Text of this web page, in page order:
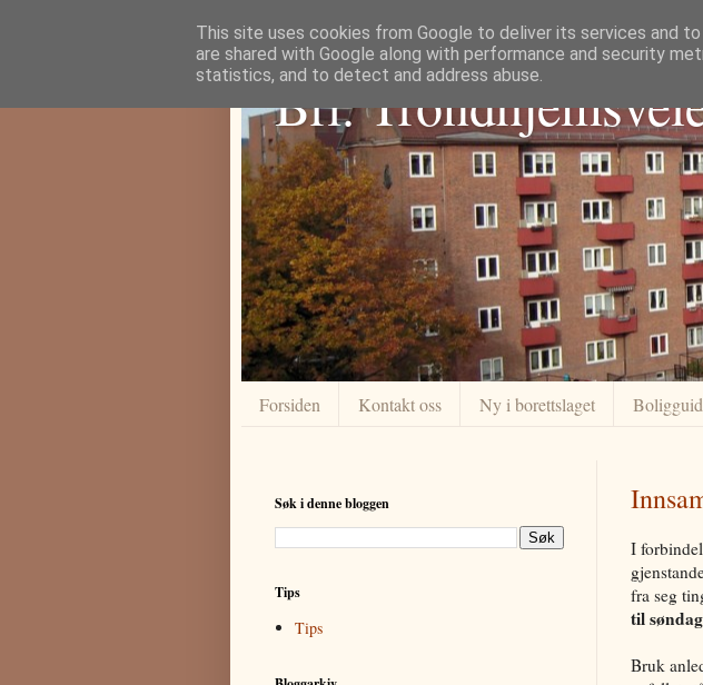
Brl.
Forsiden Kontakt oss Ny i borettslaget
I
fra seg
til
Bruk
Søk i denne bloggen
Tips
Tips
This site uses cookies from Google to deliver its services and
are shared with Google along with performance and security
statistics, and to detect and address abuse.